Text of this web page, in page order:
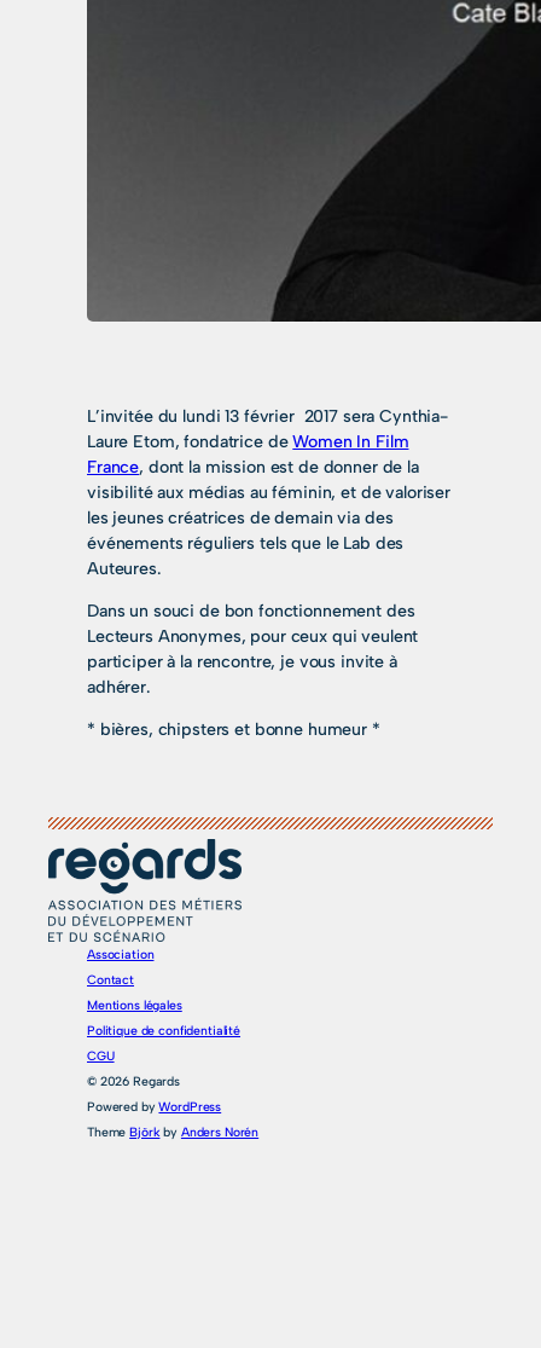
L’invitée du lundi 13 février 2017 sera Cynthia-
Laure Etom, fondatrice deWomen In Film
France, dont la mission est de donner de la
visibilité aux médias au féminin, et de valoriser
les jeunes créatrices de demain via des
événements réguliers tels que le Lab des
Auteures.
Dans un souci de bon fonctionnement des
Lecteurs Anonymes, pour ceux qui veulent
participer à la rencontre, je vous invite à
adhérer.
* bières, chipsters et bonne humeur *
Association
Contact
Mentions légales
Politique de confidentialité
CGU
© 2026 Regards
Powered byWordPress
ThemeBjörkby Anders Norén